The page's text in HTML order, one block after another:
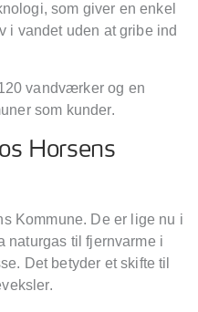
som giver en enkel
i vandet uden at gribe ind
vandværker og en
som kunder.
Horsens
Kommune. De er lige nu i
naturgas til fjernvarme i
Det betyder et skifte til